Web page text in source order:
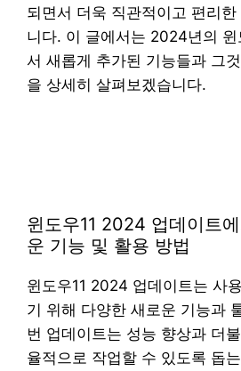
되면서 더욱 직관적이고 편리
니다. 이 글에서는 2024년의 윈
서 새롭게 추가된 기능들과 그
을 상세히 살펴보겠습니다.
윈도우11 2024 업데이트
운 기능 및 활용 방법
윈도우11 2024 업데이트는 사
기 위해 다양한 새로운 기능과
번 업데이트는 성능 향상과 더
율적으로 작업할 수 있도록 돕